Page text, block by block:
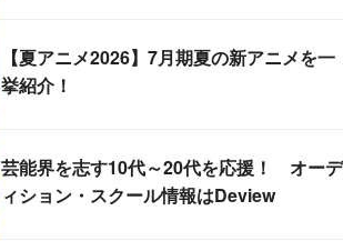
【夏アニメ2026】7月期夏の新アニメを一
挙紹介！
芸能界を志す10代～20代を応援！ オーデ
ィション・スクール情報はDeview